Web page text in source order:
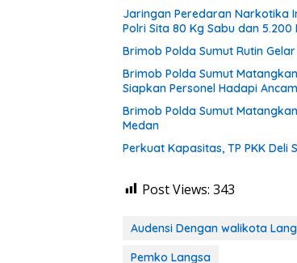
Jaringan Peredaran Narkotika
Polri Sita 80 Kg Sabu dan 5.200
Brimob Polda Sumut Rutin
Brimob Polda Sumut
Siapkan Personel Hadapi
Brimob Polda Sumut
Medan
Perkuat Kapasitas, TP PKK Deli
Post Views: 343
Audensi Dengan walikota
Pemko Langsa